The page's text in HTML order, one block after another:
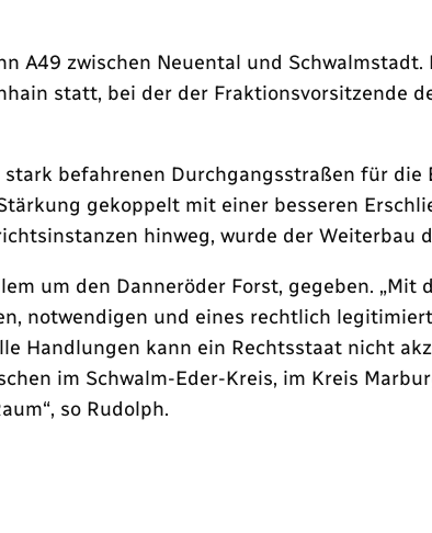
A49 zwischen Neuental und
statt, bei der der Fraktionsvorsitzende
befahrenen Durchgangsstraßen für die
gekoppelt mit einer besseren
hinweg, wurde der Weiterbau
um den Danneröder Forst, gegeben. „Mit
notwendigen und eines rechtlich
Handlungen kann ein Rechtsstaat nicht
im Schwalm-Eder-Kreis, im Kreis
so Rudolph.